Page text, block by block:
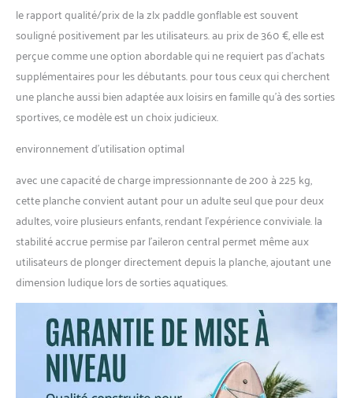
le rapport qualité/prix de la zlx paddle gonflable est souvent
souligné positivement par les utilisateurs. au prix de 360 €, elle est
perçue comme une option abordable qui ne requiert pas d’achats
supplémentaires pour les débutants. pour tous ceux qui cherchent
une planche aussi bien adaptée aux loisirs en famille qu’à des sorties
sportives, ce modèle est un choix judicieux.
environnement d’utilisation optimal
avec une capacité de charge impressionnante de 200 à 225 kg,
cette planche convient autant pour un adulte seul que pour deux
adultes, voire plusieurs enfants, rendant l’expérience conviviale. la
stabilité accrue permise par l’aileron central permet même aux
utilisateurs de plonger directement depuis la planche, ajoutant une
dimension ludique lors de sorties aquatiques.